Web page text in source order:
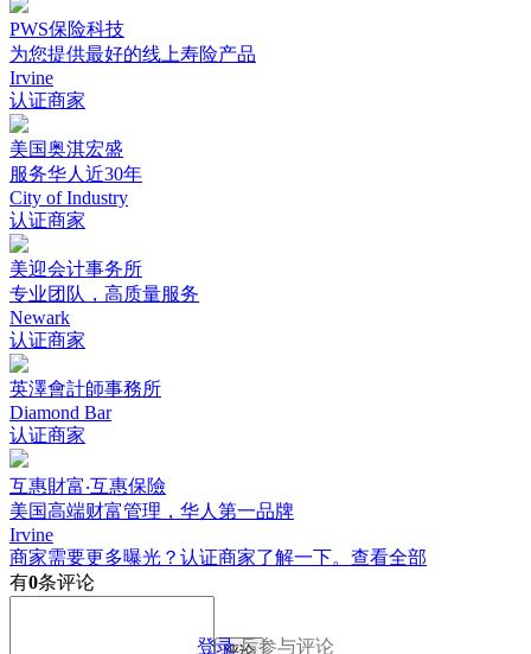
PWS保险科技
为您提供最好的线上寿险产品
Irvine
认证商家
美国奥淇宏盛
服务华人近30年
City of Industry
认证商家
美迎会计事务所
专业团队，高质量服务
Newark
认证商家
英澤會計師事務所
Diamond Bar
认证商家
互惠財富‧互惠保險
美国高端财富管理，华人第一品牌
Irvine
商家需要更多曝光？认证商家了解一下。 查看全部
有0条评论
登录后参与评论